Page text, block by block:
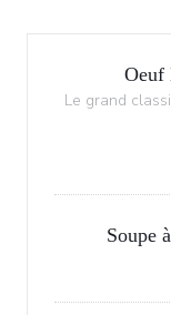
Oeuf
Le grand
Soupe